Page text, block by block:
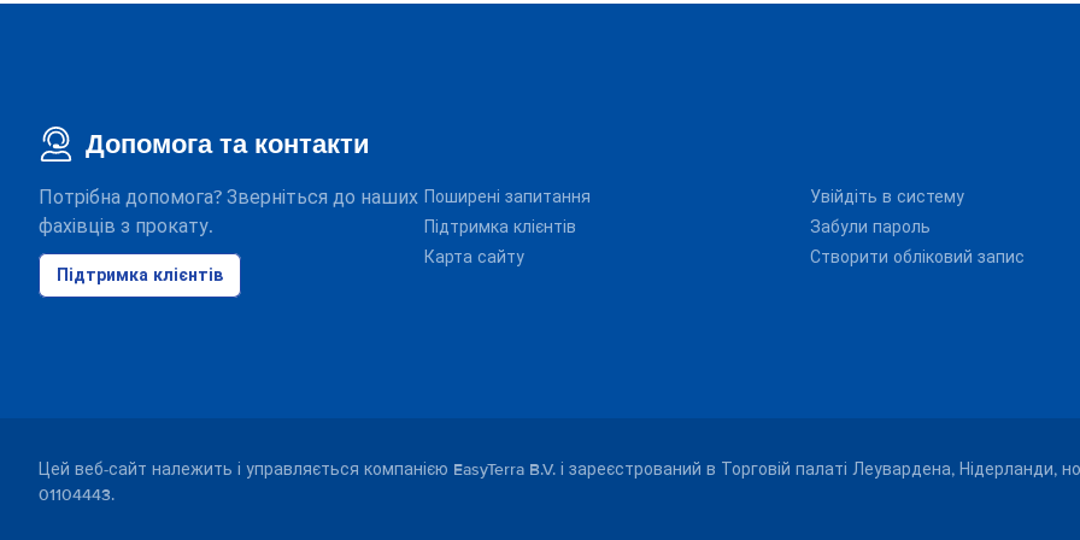
Допомога та контакти
Потрібна допомога? Зверніться до наших
фахівців з прокату.
Підтримка клієнтів
Поширені запитання
Підтримка клієнтів
Карта сайту
Увійдіть в систему
Забули пароль
Створити обліковий запис
Цей веб-сайт належить і управляється компанією EasyTerra B.V. і зареєстрований в Торговій палаті Леувардена, Нідерланди,
01104443.